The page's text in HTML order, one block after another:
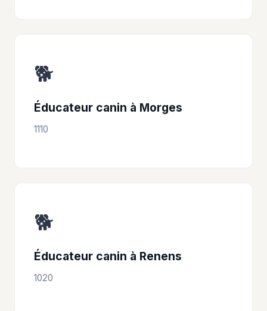
🐕
Éducateur canin à Morges
1110
🐕
Éducateur canin à Renens
1020